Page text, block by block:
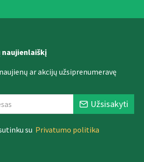
naujienlaiškį
ar akcijų užsiprenumeravę
Užsisakyti
su Privatumo politika